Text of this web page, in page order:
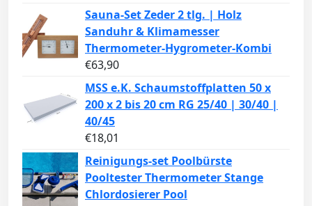
Sauna-Set Zeder 2 tlg. | Holz
Sanduhr & Klimamesser
Thermometer-Hygrometer-Kombi
€63,90
MSS e.K. Schaumstoffplatten 50 x
200 x 2 bis 20 cm RG 25/40 | 30/40 |
40/45
€18,01
Reinigungs-set Poolbürste
Pooltester Thermometer Stange
Chlordosierer Pool